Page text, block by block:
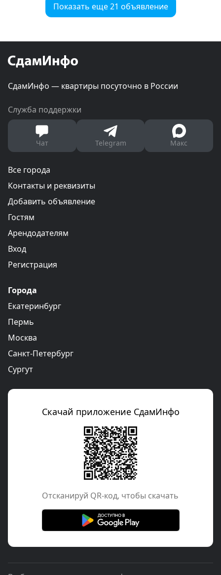
Показать еще 21 объявление
СдамИнфо — квартиры посуточно в России
Служба поддержки
Чат Telegram Макс
Все города
Контакты и реквизиты
Добавить объявление
Гостям
Арендодателям
Вход
Регистрация
Города
Екатеринбург
Пермь
Москва
Санкт-Петербург
Сургут
Скачай приложение СдамИнфо
Отcканируй QR-код, чтобы скачать